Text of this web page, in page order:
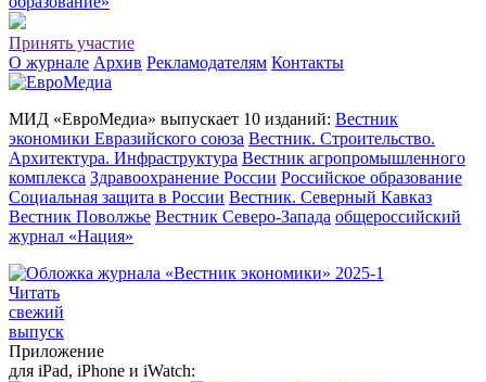
Принять участие
О журнале Архив Рекламодателям Контакты
МИД «ЕвроМедиа» выпускает 10 изданий: Вестник
экономики Евразийского союза Вестник. Строительство.
Архитектура. Инфраструктура Вестник агропромышленного
комплекса Здравоохранение России Российское образование
Социальная защита в России Вестник. Северный Кавказ
Вестник Поволжье Вестник Северо-Запада общероссийский
журнал «Нация»
Читать
свежий
выпуск
Приложение
для iPad, iPhone и iWatch: